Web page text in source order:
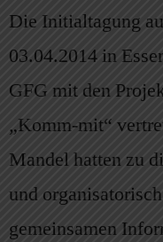
Die Initialtagung
03.04.2014 in
GFG mit den
„Komm-mit“
Mandel hatten zu
und
gemeinsamen